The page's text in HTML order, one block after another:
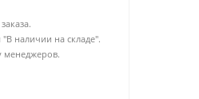
"В наличии на складе".
менеджеров.